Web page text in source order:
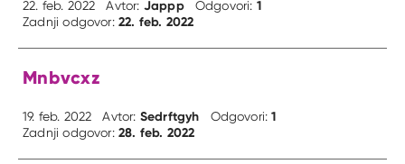
22. feb. 2022 Avtor: Jappp Odgovori: 1
Zadnji odgovor:22. feb. 2022
Mnbvcxz
19. feb. 2022 Avtor: Sedrftgyh Odgovori:1
Zadnji odgovor:28. feb. 2022